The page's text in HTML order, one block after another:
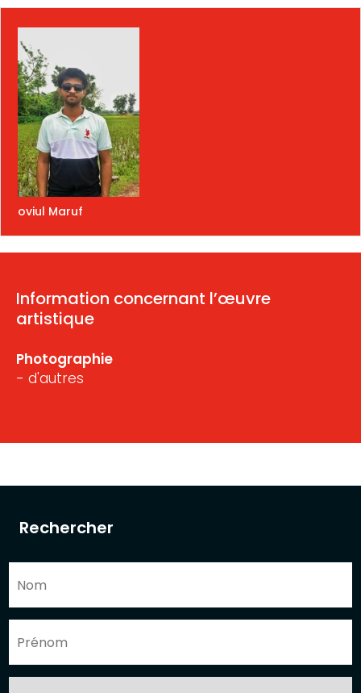
Rechercher
oviul Maruf
Information concernant l’œuvre
artistique
Photographie
- d'autres